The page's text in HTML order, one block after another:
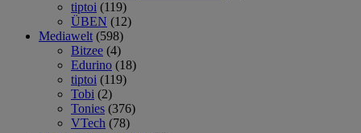
tiptoi (119)
ÜBEN (12)
Mediawelt (598)
Bitzee (4)
Edurino (18)
tiptoi (119)
Tobi (2)
Tonies (376)
VTech (78)